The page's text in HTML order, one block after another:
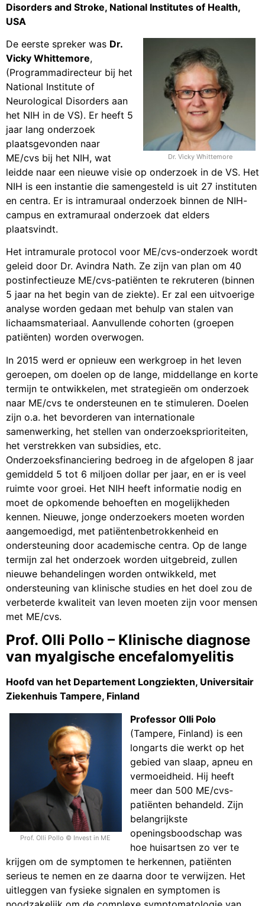
Disorders and Stroke, National Institutes of Health,
USA
Dr. Vicky Whittemore
De eerste spreker was Dr.
Vicky Whittemore,
(Programmadirecteur bij het
National Institute of
Neurological Disorders aan
het NIH in de VS). Er heeft 5
jaar lang onderzoek
plaatsgevonden naar
ME/cvs bij het NIH, wat
leidde naar een nieuwe visie op onderzoek in de VS. Het
NIH is een instantie die samengesteld is uit 27 instituten
en centra. Er is intramuraal onderzoek binnen de NIH-
campus en extramuraal onderzoek dat elders
plaatsvindt.
Het intramurale protocol voor ME/cvs-onderzoek wordt
geleid door Dr. Avindra Nath. Ze zijn van plan om 40
postinfectieuze ME/cvs-patiënten te rekruteren (binnen
5 jaar na het begin van de ziekte). Er zal een uitvoerige
analyse worden gedaan met behulp van stalen van
lichaamsmateriaal. Aanvullende cohorten (groepen
patiënten) worden overwogen.
In 2015 werd er opnieuw een werkgroep in het leven
geroepen, om doelen op de lange, middellange en korte
termijn te ontwikkelen, met strategieën om onderzoek
naar ME/cvs te ondersteunen en te stimuleren. Doelen
zijn o.a. het bevorderen van internationale
samenwerking, het stellen van onderzoeksprioriteiten,
het verstrekken van subsidies, etc.
Onderzoeksfinanciering bedroeg in de afgelopen 8 jaar
gemiddeld 5 tot 6 miljoen dollar per jaar, en er is veel
ruimte voor groei. Het NIH heeft informatie nodig en
moet de opkomende behoeften en mogelijkheden
kennen. Nieuwe, jonge onderzoekers moeten worden
aangemoedigd, met patiëntenbetrokkenheid en
ondersteuning door academische centra. Op de lange
termijn zal het onderzoek worden uitgebreid, zullen
nieuwe behandelingen worden ontwikkeld, met
ondersteuning van klinische studies en het doel zou de
verbeterde kwaliteit van leven moeten zijn voor mensen
met ME/cvs.
Prof. Olli Pollo – Klinische diagnose
van myalgische encefalomyelitis
Hoofd van het Departement Longziekten, Universitair
Ziekenhuis Tampere, Finland
Prof. Olli Pollo © Invest in ME
Professor Olli Polo
(Tampere, Finland) is een
longarts die werkt op het
gebied van slaap, apneu en
vermoeidheid. Hij heeft
meer dan 500 ME/cvs-
patiënten behandeld. Zijn
belangrijkste
openingsboodschap was
hoe huisartsen zo ver te
krijgen om de symptomen te herkennen, patiënten
serieus te nemen en ze daarna door te verwijzen. Het
uitleggen van fysieke signalen en symptomen is